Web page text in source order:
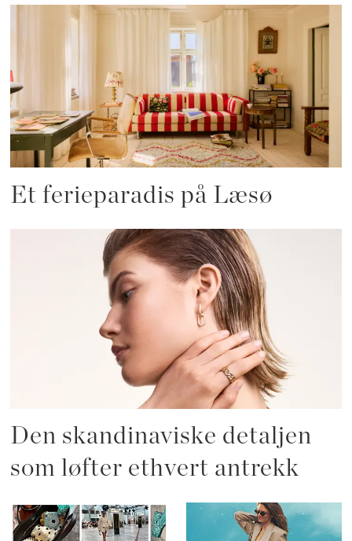
Et ferieparadis på Læsø
Den skandinaviske detaljen
som løfter ethvert antrekk